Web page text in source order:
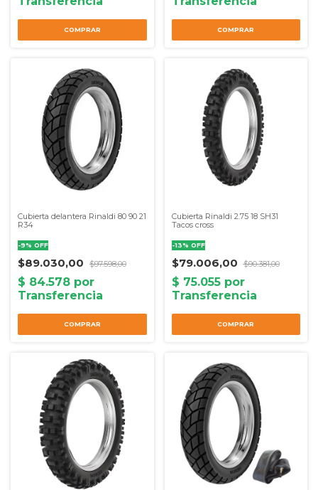
COMPRAR COMPRAR
Cubierta delantera Rinaldi 80 90 21
R34
-9% OFF
$89.030,00 $97.598,00
COMPRAR
Cubierta Rinaldi 2.75 18 SH31
Tacos cross
-13% OFF
$79.006,00 $90.381,00
COMPRAR